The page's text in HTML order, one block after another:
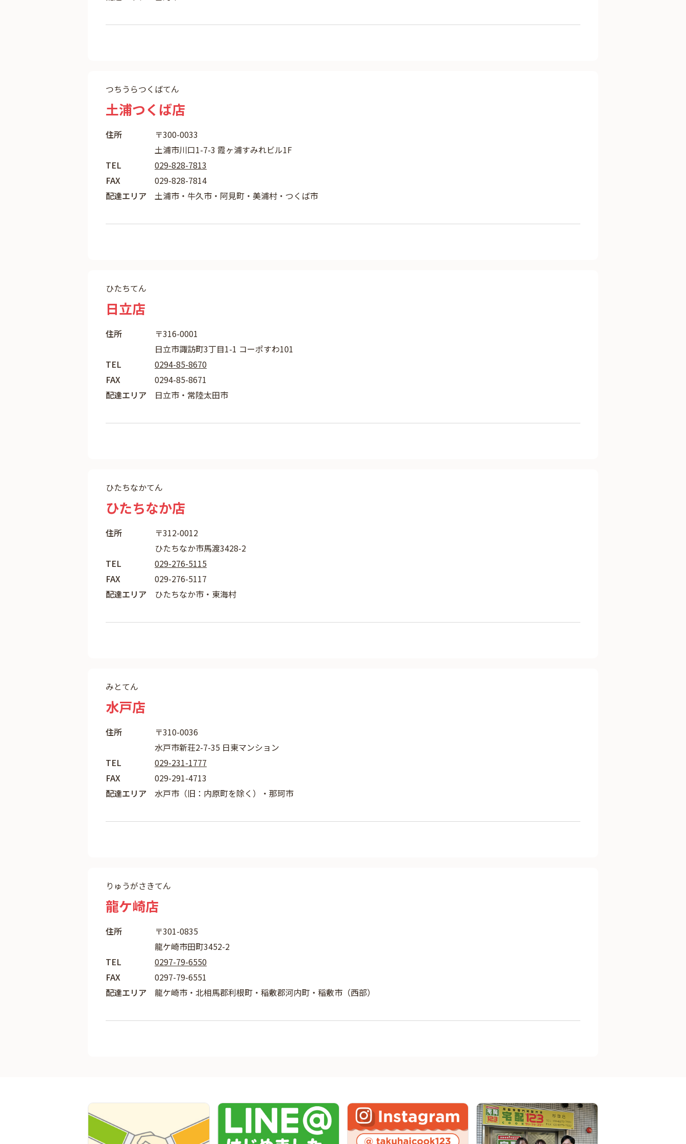
つちうらつくばてん
土浦つくば店
住所
〒300-0033
土浦市川口1-7-3 霞ヶ浦すみれビル1F
TEL
029-828-7813
FAX
029-828-7814
配達エリア
土浦市・牛久市・阿見町・美浦村・つくば市
ひたちてん
日立店
住所
〒316-0001
日立市諏訪町3丁目1-1 コーポすわ101
TEL
0294-85-8670
FAX
0294-85-8671
配達エリア
日立市・常陸太田市
ひたちなかてん
ひたちなか店
住所
〒312-0012
ひたちなか市馬渡3428-2
TEL
029-276-5115
FAX
029-276-5117
配達エリア
ひたちなか市・東海村
みとてん
水戸店
住所
〒310-0036
水戸市新荘2-7-35 日東マンション
TEL
029-231-1777
FAX
029-291-4713
配達エリア
水戸市（旧：内原町を除く）・那珂市
りゅうがさきてん
龍ケ崎店
住所
〒301-0835
龍ケ崎市田町3452-2
TEL
0297-79-6550
FAX
0297-79-6551
配達エリア
龍ケ崎市・北相馬郡利根町・稲敷郡河内町・稲敷市（西部）